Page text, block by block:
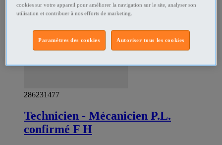
286231477
Technicien - Mécanicien P.L.
confirmé F H
cookies sur votre appareil pour améliorer la navigation sur le site, analyser son
utilisation et contribuer à nos efforts de marketing.
Autoriser tous les cookies
Paramètres des cookies